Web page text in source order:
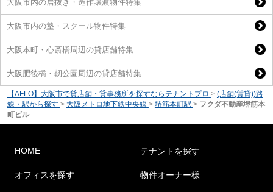
大阪市内の居抜き・造作譲渡物件特集
大阪市内の塾・スクール物件特集
大阪本町・心斎橋周辺の貸店舗特集
大阪肥後橋・靭公園周辺の貸店舗特集
【AFLO】大阪市で貸店舗・貸事務所を探すならテナントプロ > (店舗(賃貸))路
線・駅から探す > 大阪メトロ地下鉄中央線 > 堺筋本町駅 > フクダ不動産堺筋本
町ビル
HOME
オフィスを探す
テナントを探す
物件オーナー様